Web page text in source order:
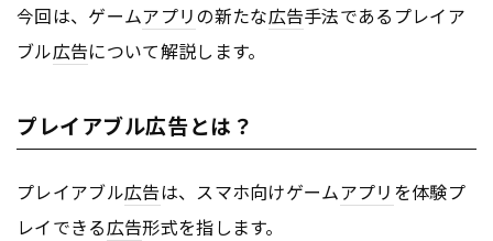
今回は、ゲームアプリの新たな広告手法であるプレイア
ブル広告について解説します。
プレイアブル広告とは？
プレイアブル広告は、スマホ向けゲームアプリ を体験プ
レイできる広告形式を指します。